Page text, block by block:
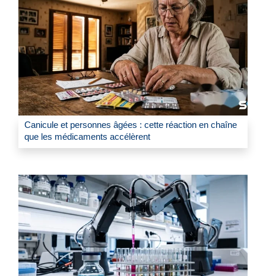
Canicule et personnes âgées : cette réaction en chaîne
que les médicaments accélèrent